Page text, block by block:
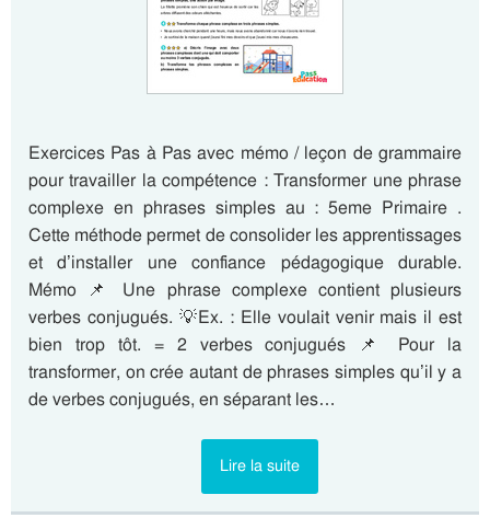
Exercices Pas à Pas avec mémo / leçon de grammaire
pour travailler la compétence : Transformer une phrase
complexe en phrases simples au : 5eme Primaire .
Cette méthode permet de consolider les apprentissages
et d’installer une confiance pédagogique durable.
Mémo 📌 Une phrase complexe contient plusieurs
verbes conjugués. 💡Ex. : Elle voulait venir mais il est
bien trop tôt. = 2 verbes conjugués 📌 Pour la
transformer, on crée autant de phrases simples qu’il y a
de verbes conjugués, en séparant les…
Lire la suite